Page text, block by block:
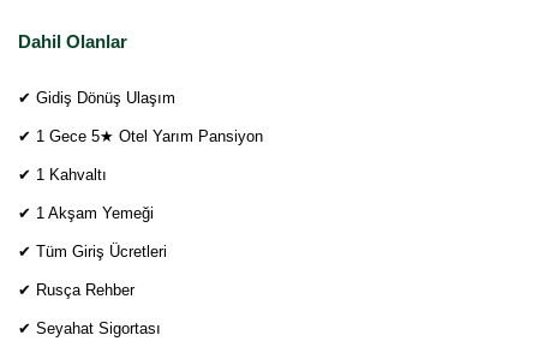
Dahil Olanlar
✔ Gidiş Dönüş Ulaşım
✔ 1 Gece 5★ Otel Yarım Pansiyon
✔ 1 Kahvaltı
✔ 1 Akşam Yemeği
✔ Tüm Giriş Ücretleri
✔ Rusça Rehber
✔ Seyahat Sigortası